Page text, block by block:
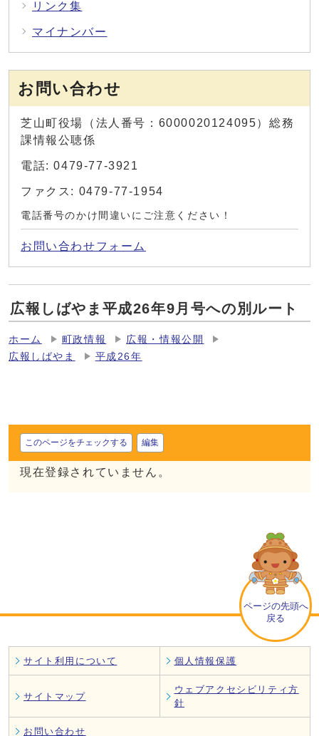
リンク集
マイナンバー
お問い合わせ
芝山町役場（法人番号：6000020124095）総務
課情報公聴係
電話: 0479-77-3921
ファクス: 0479-77-1954
電話番号のかけ間違いにご注意ください！
お問い合わせフォーム
広報しばやま平成26年9月号への別ルート
ホーム 町政情報
広報・情報公開
広報しばやま
平成26年
このページをチェックする 編集
現在登録されていません。
ページの先頭へ
戻る
サイト利用について 個人情報保護
サイトマップ
ウェブアクセシビリティ方
針
お問い合わせ